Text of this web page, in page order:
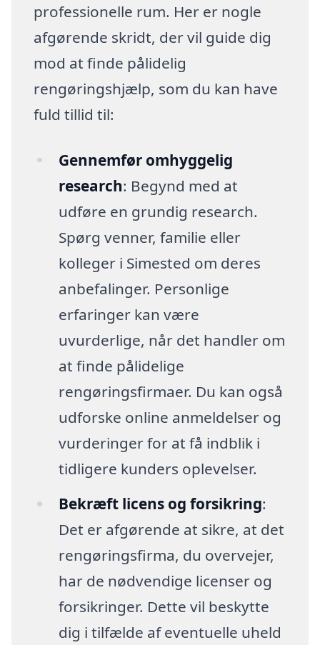
professionelle rum. Her er nogle
afgørende skridt, der vil guide dig
mod at finde pålidelig
rengøringshjælp, som du kan have
fuld tillid til:
Gennemfør omhyggelig
research: Begynd med at
udføre en grundig research.
Spørg venner, familie eller
kolleger i Simested om deres
anbefalinger. Personlige
erfaringer kan være
uvurderlige, når det handler om
at finde pålidelige
rengøringsfirmaer. Du kan også
udforske online anmeldelser og
vurderinger for at få indblik i
tidligere kunders oplevelser.
Bekræft licens og forsikring:
Det er afgørende at sikre, at det
rengøringsfirma, du overvejer,
har de nødvendige licenser og
forsikringer. Dette vil beskytte
dig i tilfælde af eventuelle uheld